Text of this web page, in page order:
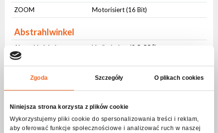
Zgoda Szczegóły O plikach cookies
Niniejsza strona korzysta z plików cookie
Wykorzystujemy pliki cookie do spersonalizowania treści i reklam,
aby oferować funkcje społecznościowe i analizować ruch w naszej
ZOOM Motorisiert (16 Bit)
Abstrahlwinkel
Abstrahlwinkel Veränderbar (3,5-55 ⁰)
CTO
Strobe – Frequenz
Frequenz
1-20Hz